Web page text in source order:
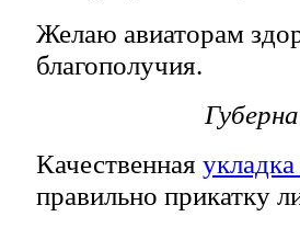
Желаю авиаторам
благополучия.
Качественная
правильно прикатку